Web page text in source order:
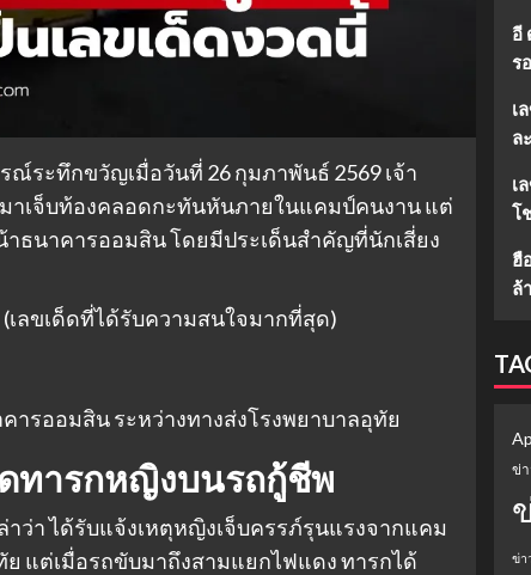
ณ์ระทึกขวัญเมื่อวันที่ 26 กุมภาพันธ์ 2569 เจ้า
าเจ็บท้องคลอดกะทันหันภายในแคมป์คนงาน แต่
นาคารออมสิน โดยมีประเด็นสำคัญที่นักเสี่ยง
เลขเด็ดที่ได้รับความสนใจมากที่สุด)
รออมสิน ระหว่างทางส่งโรงพยาบาลอุทัย
ทารกหญิงบนรถกู้ชีพ
ว่า ได้รับแจ้งเหตุหญิงเจ็บครรภ์รุนแรงจากแคม
แต่เมื่อรถขับมาถึงสามแยกไฟแดง ทารกได้
อี
ร
เ
ล
เ
โ
ฮื
ล้
ข่
ข่า